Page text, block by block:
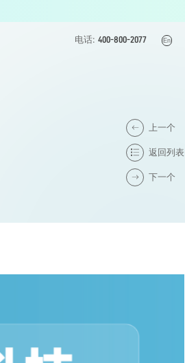
电话: 400-800-2077 En
上一个
返回列表
下一个